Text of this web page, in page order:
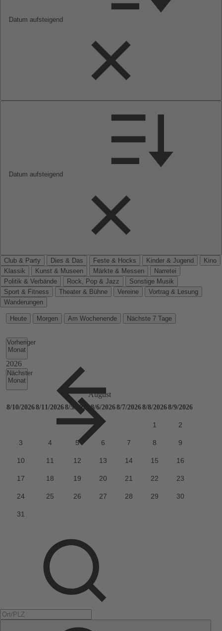
Datum aufsteigend
Datum aufsteigend
Club & Party Dies & Das Feste & Hocks Kinder & Jugend
Kino
Klassik
Kunst & Museen Märkte & Messen
Narretei
Politik & Verbände
Rock, Pop & Jazz
Sonstige Musik
Sport & Fitness
Theater & Bühne Vereine
Vortrag & Lesung
Wanderungen
Heute Morgen Am Wochenende Nächste 7 Tage
Vorheriger
Monat
Nächster
Monat